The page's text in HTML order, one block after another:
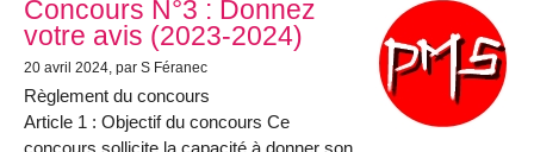
Concours N°3 : Donnez
votre avis (2023-2024)
20 avril 2024, par S Féranec
Règlement du concours
Article 1 : Objectif du concours Ce